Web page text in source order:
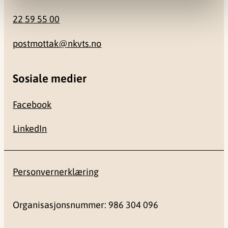
22 59 55 00
postmottak@nkvts.no
Sosiale medier
Facebook
LinkedIn
Personvernerklæring
Organisasjonsnummer: 986 304 096